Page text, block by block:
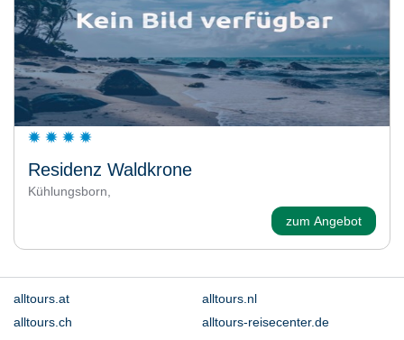
Residenz Waldkrone
Kühlungsborn,
zum Angebot
alltours.at
alltours.nl
alltours.ch
alltours-reisecenter.de